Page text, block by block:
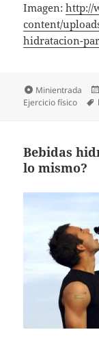
Imagen:http://
content/
hidratacion-
Formato
Minientrada
Ejercicio físico
Bebidas
lo mismo?